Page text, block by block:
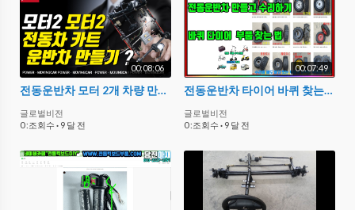
00:08:06
전동운반차 모터 2개 차량 만들기 농업용 듀얼 모터 전기운반차 카트 만들기
글로벌비전
0 :조회수 · 9 달 전
00:07:49
전동운반차 타이어 바퀴 찾는법 전동차 당진아재 전동운반차
글로벌비전
0 :조회수 · 9 달 전